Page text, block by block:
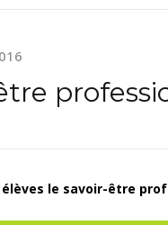
le savoir-être